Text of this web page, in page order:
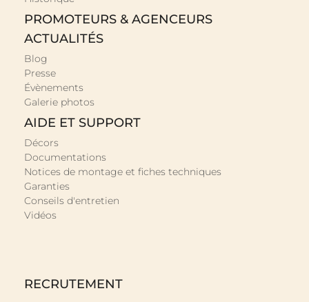
PROMOTEURS & AGENCEURS
ACTUALITÉS
Blog
Presse
Évènements
Galerie photos
AIDE ET SUPPORT
Décors
Documentations
Notices de montage et fiches techniques
Garanties
Conseils d'entretien
Vidéos
RECRUTEMENT